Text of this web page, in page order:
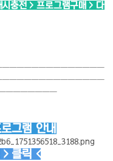
충전 > 프로그램구매 > 다
그램 안내
클릭 <